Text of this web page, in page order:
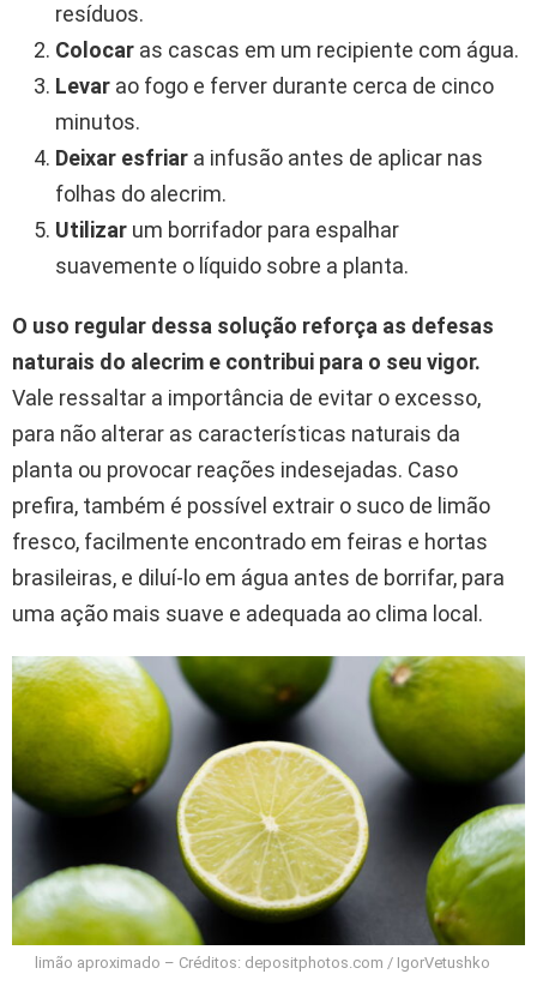
resíduos.
Colocar as cascas em um recipiente com água.
Levar ao fogo e ferver durante cerca de cinco
minutos.
Deixar esfriar a infusão antes de aplicar nas
folhas do alecrim.
Utilizar um borrifador para espalhar
suavemente o líquido sobre a planta.
O uso regular dessa solução reforça as defesas
naturais do alecrim e contribui para o seu vigor.
Vale ressaltar a importância de evitar o excesso,
para não alterar as características naturais da
planta ou provocar reações indesejadas. Caso
prefira, também é possível extrair o suco de limão
fresco, facilmente encontrado em feiras e hortas
brasileiras, e diluí-lo em água antes de borrifar, para
uma ação mais suave e adequada ao clima local.
limão aproximado – Créditos: depositphotos.com / IgorVetushko